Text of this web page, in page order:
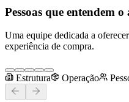
Pessoas que entendem o
Uma equipe dedicada a
experiência de compra.
Estrutura Operação